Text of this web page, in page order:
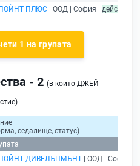
ПЛЮС | ООД | София | действащ
1 на групата
- 2 (в които ДЖЕЙ
седалище, статус)
ДИВЕЛЪПМЪНТ | ООД | София |